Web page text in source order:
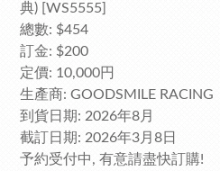
典) [WS5555]
總數: $454
訂金: $200
定價: 10,000円
生產商: GOODSMILE RACING
到貨日期: 2026年8月
截訂日期: 2026年3月8日
予約受付中, 有意請盡快訂購!